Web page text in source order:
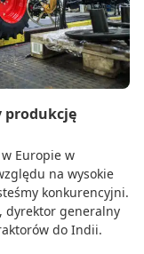
produkcję
Europie w
na wysokie
konkurencyjni.
dyrektor generalny
do Indii.